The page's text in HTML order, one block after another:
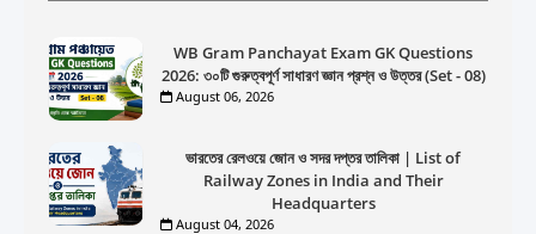
WB Gram Panchayat Exam GK Questions
2026: ৩০টি গুরুত্বপূর্ণ সাধারণ জ্ঞান প্রশ্ন ও উত্তর (Set - 08)
August 06, 2026
ভারতের রেলওয়ে জোন ও সদর দপ্তর তালিকা | List of
Railway Zones in India and Their
Headquarters
August 04, 2026